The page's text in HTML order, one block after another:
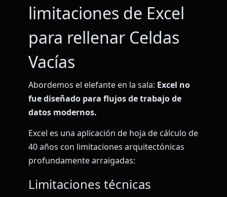
limitaciones de Excel
para rellenar Celdas
Vacías
Abordemos el elefante en la sala: Excel no
fue diseñado para flujos de trabajo de
datos modernos.
Excel es una aplicación de hoja de cálculo de
40 años con limitaciones arquitectónicas
profundamente arraigadas:
Limitaciones técnicas